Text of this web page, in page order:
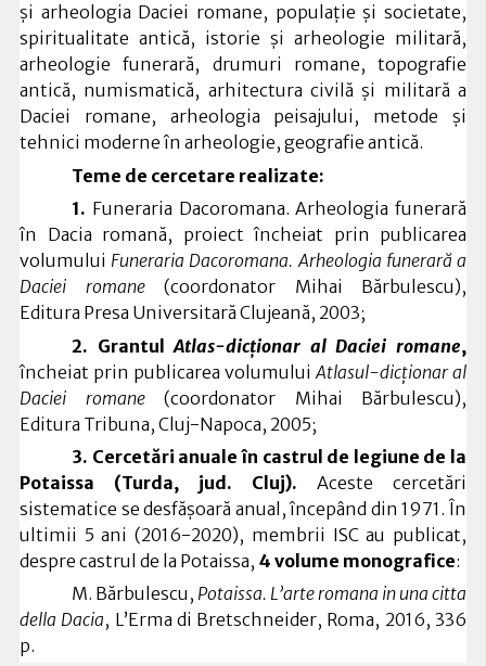
şi arheologia Daciei romane, populaţie şi societate,
spiritualitate antică, istorie şi arheologie militară,
arheologie funerară, drumuri romane, topografie
antică, numismatică, arhitectura civilă şi militară a
Daciei romane, arheologia peisajului, metode şi
tehnici moderne în arheologie, geografie antică.
Teme de cercetare realizate:
1. Funeraria Dacoromana. Arheologia funerară
în Dacia romană, proiect încheiat prin publicarea
volumului Funeraria Dacoromana. Arheologia funerară a
Daciei romane(coordonator Mihai Bărbulescu),
Editura Presa Universitară Clujeană, 2003;
2. GrantulAtlas-dicţionar al Daciei romane,
încheiat prin publicarea volumului Atlasul-dicţionar al
Daciei romane(coordonator Mihai Bărbulescu),
Editura Tribuna, Cluj-Napoca, 2005;
3. Cercetări anuale în castrul de legiune de la
Potaissa (Turda, jud. Cluj). Aceste cercetări
sistematice se desfășoară anual, începând din 1971. În
ultimii 5 ani (2016-2020), membrii ISC au publicat,
despre castrul de la Potaissa, 4 volume monografice:
M. Bărbulescu, Potaissa. L’arte romana in una citta
della Dacia, L’Erma di Bretschneider, Roma, 2016, 336
p.